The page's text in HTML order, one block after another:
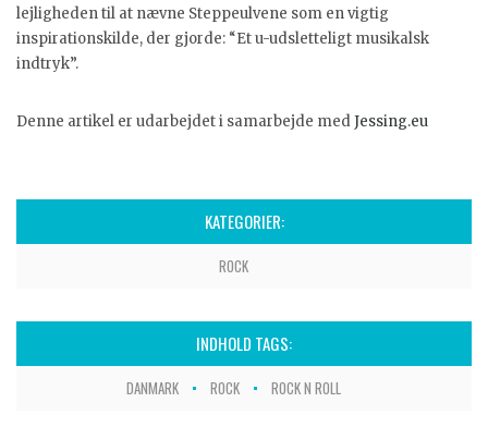
lejligheden til at nævne Steppeulvene som en vigtig
inspirationskilde, der gjorde: “Et u-udsletteligt musikalsk
indtryk”.
Denne artikel er udarbejdet i samarbejde medJessing.eu
KATEGORIER:
ROCK
INDHOLD TAGS:
DANMARK ROCK ROCK N ROLL